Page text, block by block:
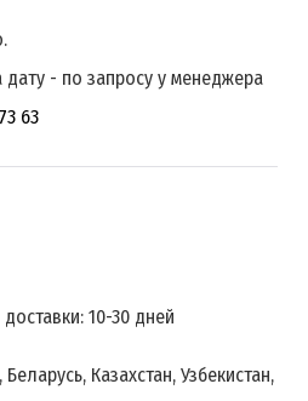
дату - по запросу у менеджера
63
10-30 дней
Казахстан, Узбекистан,